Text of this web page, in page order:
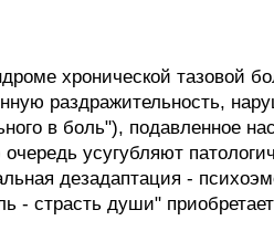
хронической тазовой
раздражительность,
в боль"), подавленное
усугубляют
дезадаптация -
страсть души"